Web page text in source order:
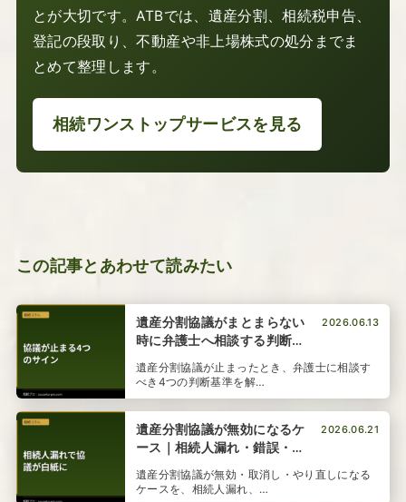
とが大切です。ATBでは、遺産分割、相続税申告、
登記の段取り、不動産や非上場株式の処分までま
とめて整理します。
相続ワンストップサービスを見る
この記事とあわせて読みたい
遺産分割協議がまとまらない
時に弁護士へ相談する判断基
遺産分割協議が止まったとき、弁護士に相談す
べき4つの判断基準を解…
2026.06.13
遺産分割協議が無効になるケ
ース｜相続人漏れ・錯誤・認
遺産分割協議が無効・取消し・やり直しになる
ケースを、相続人漏れ、…
2026.06.21